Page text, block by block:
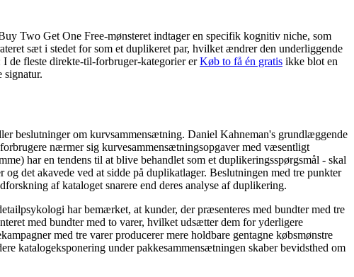
Two Get One Free-mønsteret indtager en specifik kognitiv niche, som
sæt i stedet for som et duplikeret par, hvilket ændrer den underliggende
de fleste direkte-til-forbruger-kategorier erKøb to få én gratis ikke blot en
signatur.
beslutninger om kurvsammensætning. Daniel Kahneman's grundlæggende
nærmer sig kurvesammensætningsopgaver med væsentligt
har en tendens til at blive behandlet som et duplikeringsspørgsmål - skal
det akavede ved at sidde på duplikatlager. Beslutningen med tre punkter
af kataloget snarere end deres analyse af duplikering.
har bemærket, at kunder, der præsenteres med bundter med tre
med bundter med to varer, hvilket udsætter dem for yderligere
med tre varer producerer mere holdbare gentagne købsmønstre
katalogeksponering under pakkesammensætningen skaber bevidsthed om